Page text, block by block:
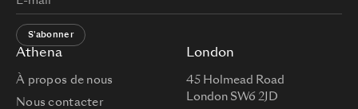
Athena
À propos de nous
Nous contacter
London
45 Holmead Road
London SW6 2JD
S'abonner